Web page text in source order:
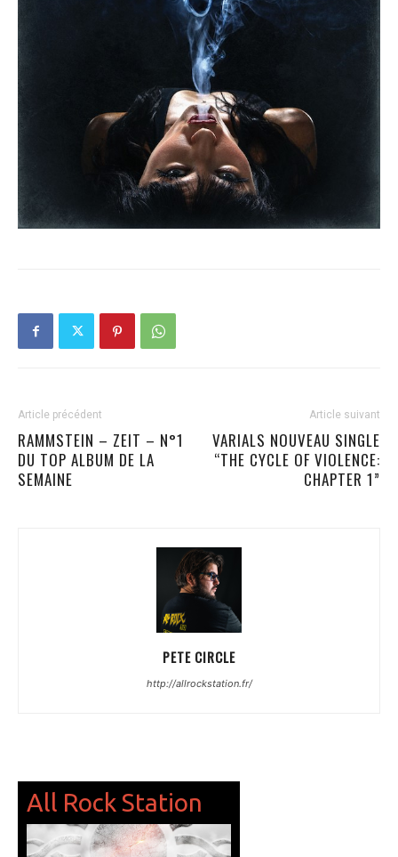
Article précédent
RAMMSTEIN – ZEIT – N°1
DU TOP ALBUM DE LA
SEMAINE
Article suivant
VARIALS NOUVEAU SINGLE
“THE CYCLE OF VIOLENCE:
CHAPTER 1”
PETE CIRCLE
http://allrockstation.fr/